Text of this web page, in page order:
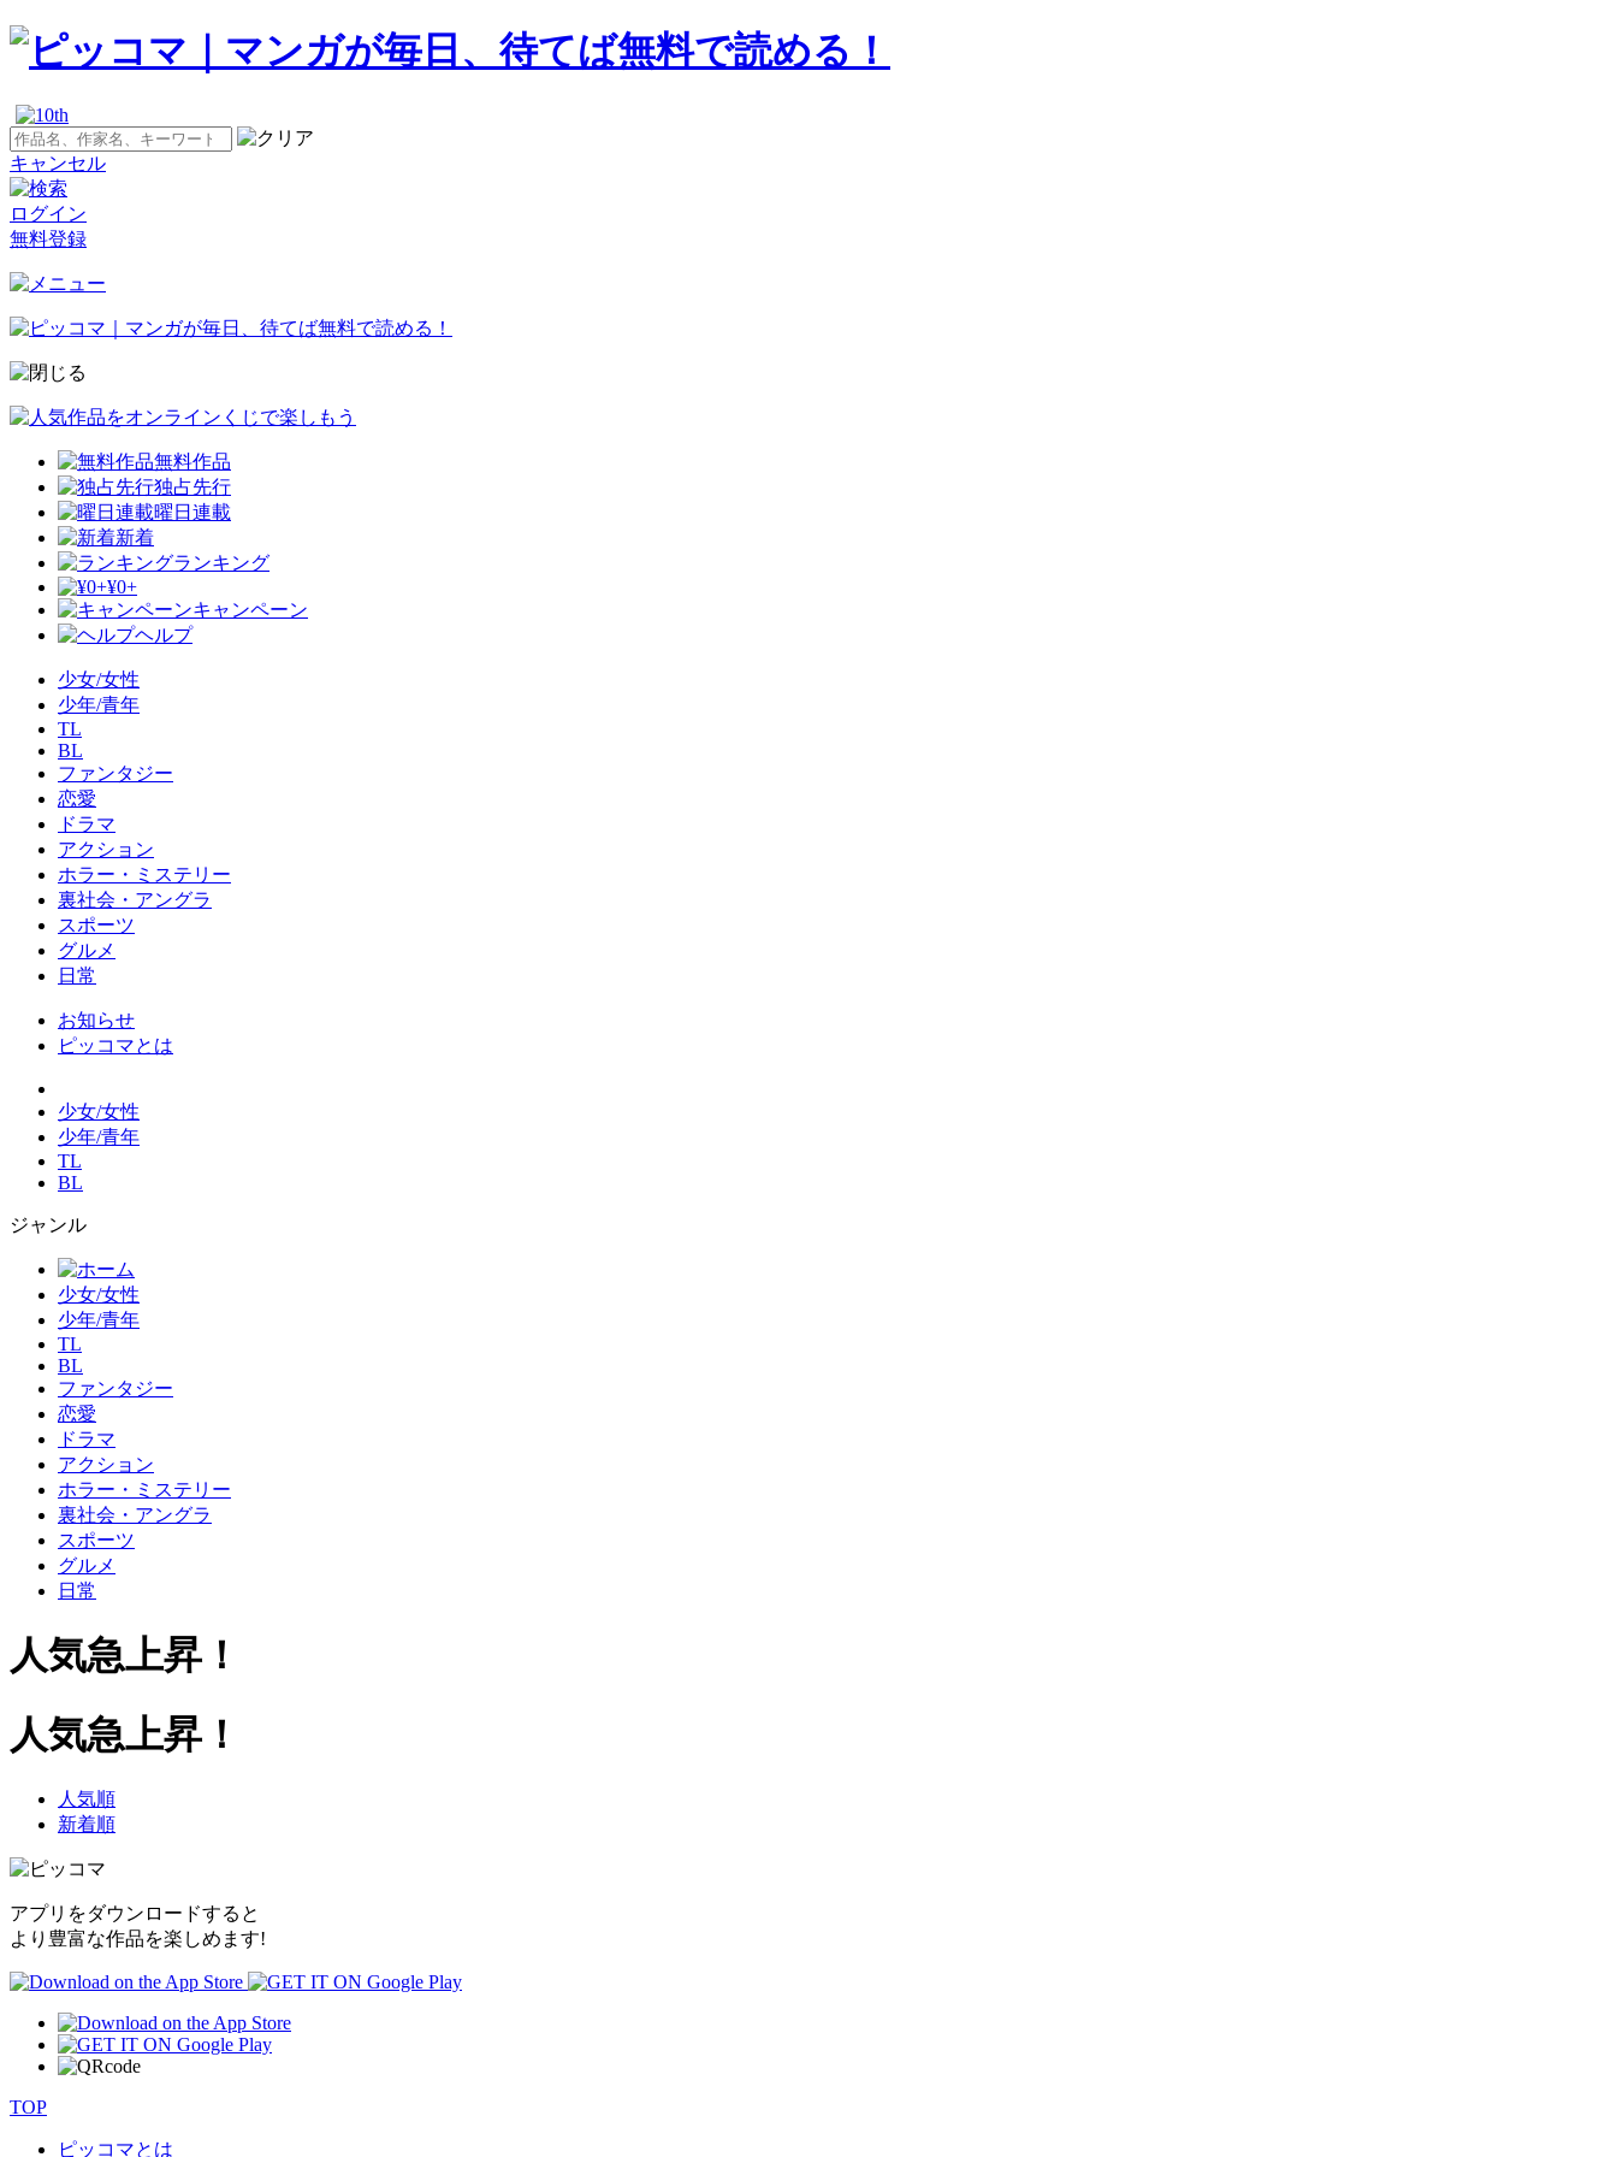
キャンセル
ログイン
無料登録
無料作品
独占先行
曜日連載
新着
ランキング
¥0+
キャンペーン
ヘルプ
少女/女性
少年/青年
TL
BL
ファンタジー
恋愛
ドラマ
アクション
ホラー・ミステリー
裏社会・アングラ
スポーツ
グルメ
日常
お知らせ
ピッコマとは
少女/女性
少年/青年
TL
BL
ジャンル
少女/女性
少年/青年
TL
BL
ファンタジー
恋愛
ドラマ
アクション
ホラー・ミステリー
裏社会・アングラ
スポーツ
グルメ
日常
人気急上昇！
人気急上昇！
人気順
新着順
アプリをダウンロードすると
より豊富な作品を楽しめます!
TOP
ピッコマとは